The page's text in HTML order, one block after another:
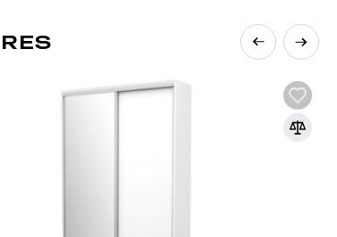
jednopokojové byty. Loft styl
v podkroví. Navzdory tomu